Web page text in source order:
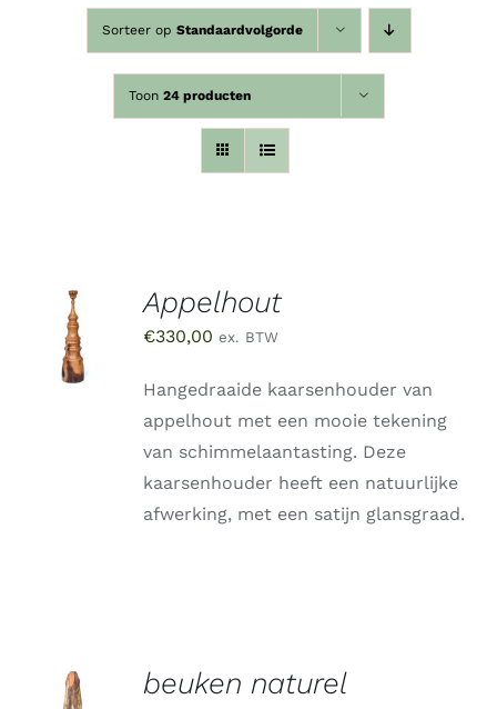
Sorteer op Standaardvolgorde
Toon 24 producten
TOEVOEGEN
AAN
WINKELWAGEN
/
DETAILS
Appelhout
€330,00 ex. BTW
Hangedraaide kaarsenhouder van
appelhout met een mooie tekening
van schimmelaantasting. Deze
kaarsenhouder heeft een natuurlijke
afwerking, met een satijn glansgraad.
TOEVOEGEN
AAN
beuken naturel